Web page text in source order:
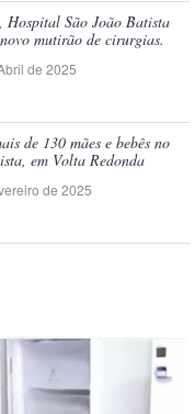
Hospital São João Batista
mutirão de cirurgias.
de 2025
de 130 mães e bebês no
em Volta Redonda
de 2025